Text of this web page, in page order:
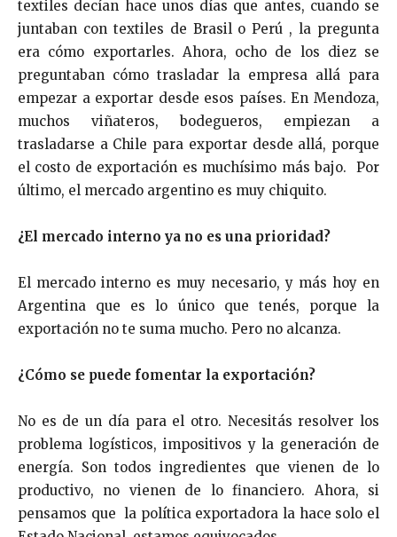
textiles decían hace unos días que antes, cuando se
juntaban con textiles de Brasil o Perú , la pregunta
era cómo exportarles. Ahora, ocho de los diez se
preguntaban cómo trasladar la empresa allá para
empezar a exportar desde esos países. En Mendoza,
muchos viñateros, bodegueros, empiezan a
trasladarse a Chile para exportar desde allá, porque
el costo de exportación es muchísimo más bajo. Por
último, el mercado argentino es muy chiquito.
¿El mercado interno ya no es una prioridad?
El mercado interno es muy necesario, y más hoy en
Argentina que es lo único que tenés, porque la
exportación no te suma mucho. Pero no alcanza.
¿Cómo se puede fomentar la exportación?
No es de un día para el otro. Necesitás resolver los
problema logísticos, impositivos y la generación de
energía. Son todos ingredientes que vienen de lo
productivo, no vienen de lo financiero. Ahora, si
pensamos que la política exportadora la hace solo el